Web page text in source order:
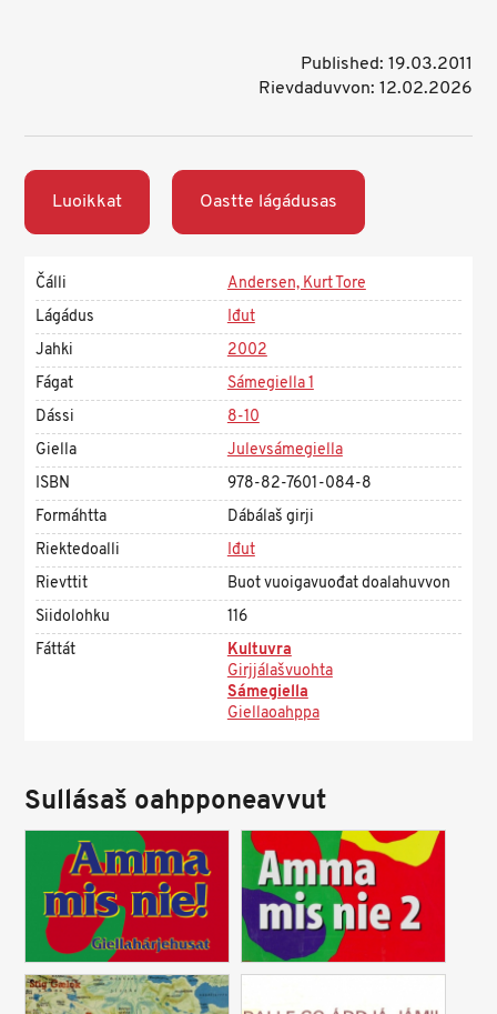
Published: 19.03.2011
Rievdaduvvon: 12.02.2026
Luoikkat Oastte lágádusas
Čálli
Andersen, Kurt Tore
Lágádus
Iđut
Jahki
2002
Fágat
Sámegiella 1
Dássi
8-10
Giella
Julevsámegiella
ISBN
978-82-7601-084-8
Formáhtta
Dábálaš girji
Riektedoalli
Iđut
Rievttit
Buot vuoigavuođat doalahuvvon
Siidolohku
116
Fáttát
Kultuvra
Girjjálašvuohta
Sámegiella
Giellaoahppa
Sullásaš oahpponeavvut